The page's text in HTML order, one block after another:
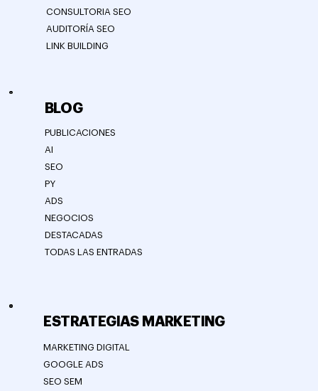
CONSULTORIA SEO
AUDITORÍA SEO
LINK BUILDING
ESTRATEGIAS MARKETING
MARKETING DIGITAL
GOOGLE ADS
SEO SEM
BLOG
PUBLICACIONES
AI
SEO
PY
ADS
NEGOCIOS
DESTACADAS
TODAS LAS ENTRADAS